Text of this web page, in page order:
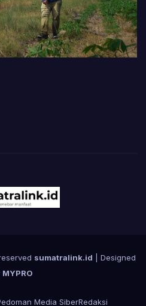
sumatralink.id | Designed
MYPRO
Media SiberRedaksi